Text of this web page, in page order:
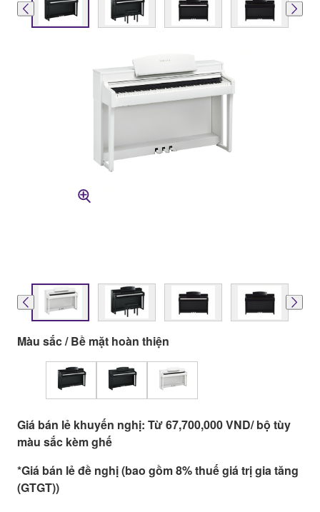
Màu sắc / Bề mặt hoàn thiện
Giá bán lẻ khuyến nghị: Từ 67,700,000 VND/ bộ tùy
màu sắc kèm ghế
*Giá bán lẻ đề nghị (bao gồm 8% thuế giá trị gia tăng
(GTGT))